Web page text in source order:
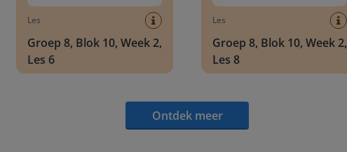
Les
Groep 8, Blok 10, Week 2,
Les 6
Les
Groep 8, Blok 10, Week 2,
Les 8
Ontdek meer